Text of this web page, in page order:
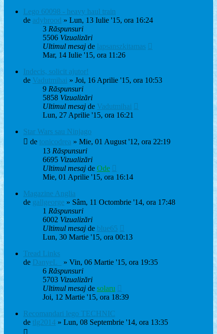
Lego 60098 - heavy haul train
de adybrood » Lun, 13 Iulie '15, ora 16:24
3 Răspunsuri
5506 Vizualizări
Ultimul mesaj de lapsanszkitamas
Mar, 14 Iulie '15, ora 11:26
Indecis, solicit ajutor!
de Vadutmihai » Joi, 16 Aprilie '15, ora 10:53
9 Răspunsuri
5858 Vizualizări
Ultimul mesaj de Vadutmihai
Lun, 27 Aprilie '15, ora 16:21
Star Wars sau Ninjago
de tonicodrea » Mie, 01 August '12, ora 22:19
13 Răspunsuri
6695 Vizualizări
Ultimul mesaj de Ode
Mie, 01 Aprilie '15, ora 16:14
Magazine Anglia
de gallgeorge » Sâm, 11 Octombrie '14, ora 17:48
1 Răspunsuri
6002 Vizualizări
Ultimul mesaj de blue65
Lun, 30 Martie '15, ora 00:13
Tread Links
de DanyeL_
» Vin, 06 Martie '15, ora 19:35
6 Răspunsuri
5703 Vizualizări
Ultimul mesaj de solaru
Joi, 12 Martie '15, ora 18:39
Recomandari lego TECHNIC
de tlg2014 » Lun, 08 Septembrie '14, ora 13:35